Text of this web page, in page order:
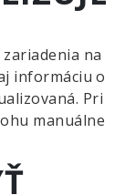
na
informáciu o
Pri
manuálne